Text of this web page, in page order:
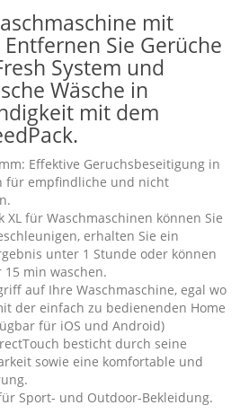
mit
Sie Gerüche
System und
Wäsche in
mit dem
Effektive Geruchsbeseitigung in
für empfindliche und nicht
XL für Waschmaschinen können Sie
erhalten Sie ein
unter 1 Stunde oder können
min waschen.
auf Ihre Waschmaschine, egal wo
der einfach zu bedienenden Home
für iOS und Android)
besticht durch seine
sowie eine komfortable und
Sport- und Outdoor-Bekleidung.